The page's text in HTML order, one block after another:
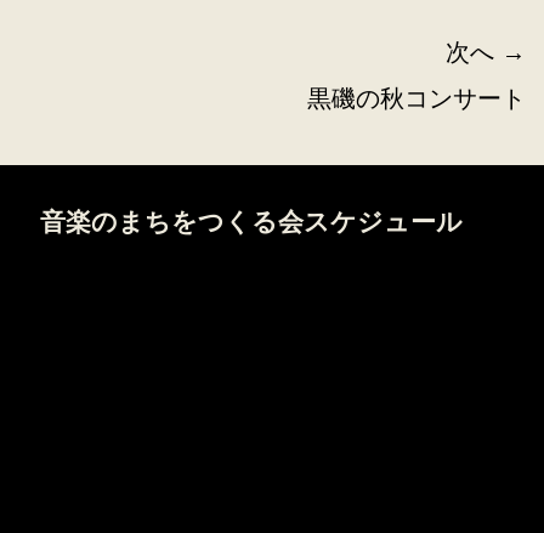
次へ →
黒磯の秋コンサート
音楽のまちをつくる会スケジュール